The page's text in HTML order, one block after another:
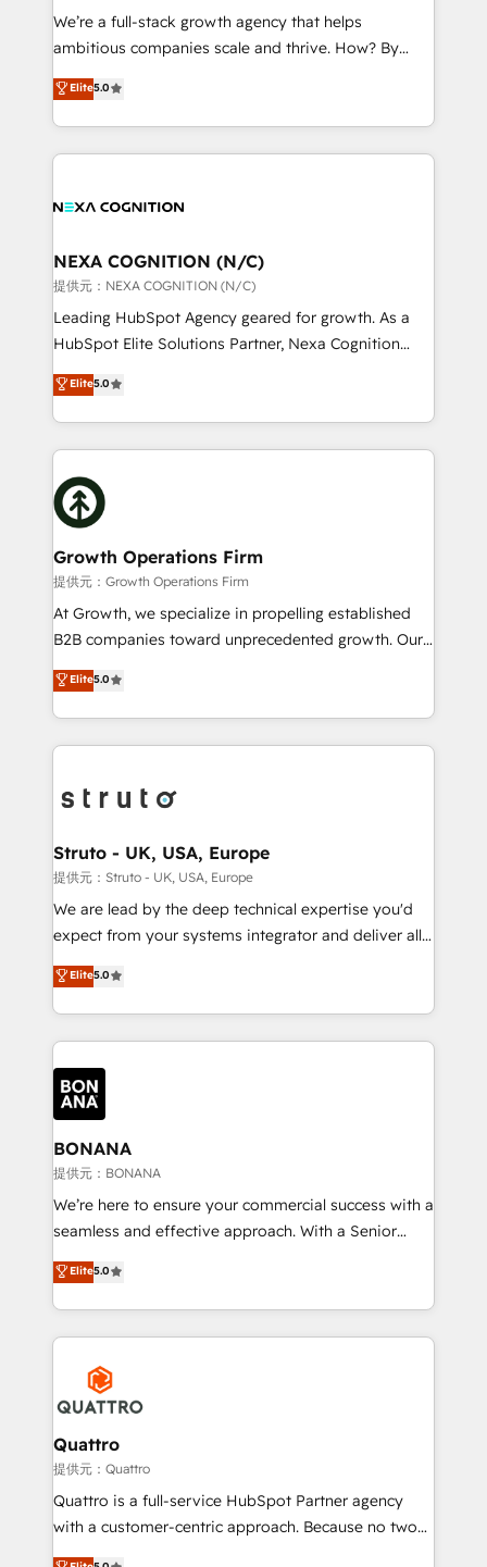
& logistics, energy/solar, staffing and recruiting,
media, healthcare and government contractors. Our
Technical Solutions, Enablement Solutions, Digital
Solutions and Growth Solutions. As a fully
We’re a full-stack growth agency that helps
ambitious companies scale and thrive. How? By
upgrading and streamlining every single revenue-
generating aspect of your business. We’re proud
HubSpot Elite Solutions Partners and devout CRM
nerds who can harness HubSpot’s custom digital
experience. Working hand-in-hand with your team,
traffic, generates better leads and crushes your
revenue goals. We've worked with thousands of
HubSpot customers and we'd love to work with you
too! Clients come to us for: Advanced CRM solutions
HubSpot Data System Migrations between systems
to HubSpot New lead generation strategies Time-
website development Award-winning creative
design We live and breathe HubSpot and are ready
Elite5.0
NEXA COGNITION (N/C)
提供元：NEXA COGNITION (N/C)
Leading HubSpot Agency geared for growth. As a
HubSpot Elite Solutions Partner, Nexa Cognition
ranks in the top 1% of global HubSpot Partners and
has been one of the longest-standing partners since
2012. We empower businesses to harness the full
potential of HubSpot by combining strategic
insights with technical excellence, we deliver
bespoke HubSpot solutions tailored to drive
measurable growth and operational efficiency. Why
Choose Nexa Cognition? 🚀 HubSpot Expertise: Our
certified team specialises in CRM implementation,
marketing automation, and revenue operations. 🤝
Custom Solutions: From onboarding and
HubSpot with your business needs. 🌟 Proven
Results: We’ve helped businesses of all sizes
Packages: Choose ongoing support or project-based
solutions. We offer service packages designed to fit
Elite5.0
Growth Operations Firm
提供元：Growth Operations Firm
At Growth, we specialize in propelling established
B2B companies toward unprecedented growth. Our
focus is on fine-tuning and enhancing your growth,
sales, and marketing operations. Unlike conventional
marketing agencies, we dive deep into the
operational aspects of your business, ensuring that
functioning optimally. With our expertise in leading
wealth of knowledge and experience to the table.
Our strategies are tailored to your business's unique
needs, ensuring a personalized approach that aligns
with your growth objectives.
Elite5.0
Struto - UK, USA, Europe
提供元：Struto - UK, USA, Europe
We are lead by the deep technical expertise you'd
expect from your systems integrator and deliver all
the agency services you'd expect from your
HubSpot Solutions Partner. As one of the UK's
longest-standing partners, we are experts at
maximising the value of the HubSpot platform and
building an integrated growth stack that brings your
business, operational and technical requirements to
life, and creates a 360˚ view of your customer to
help your teams do more. We specialise in HubSpot
technical services, website design and development
as well as agency services that help set you up for
success. Now, more than ever you need to connect
customer service. It's time to empower your teams
to create great customer experiences that generate
happen.
Elite5.0
BONANA
提供元：BONANA
We’re here to ensure your commercial success with a
seamless and effective approach. With a Senior
team that has 10+ years of experience in HubSpot,
we have a deep understanding of SaaS, Business
Services and E-commerce together with Retail. We
streamline and enhance your Sales, Marketing &
Service efforts, providing insights in your
commercial operations. We're good at RevOps,
automating and optimizing your marketing, sales &
service operations with AI, designing and building
your website, and we drive growth through Account-
Based Marketing, SEO, SEA and many other tactics.
No worries, we will advise you in which to deploy
Elite5.0
Quattro
提供元：Quattro
Quattro is a full-service HubSpot Partner agency
with a customer-centric approach. Because no two
clients have the same needs, Quattro offer a